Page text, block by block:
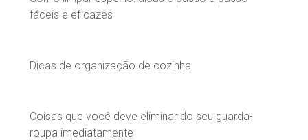
fáceis e eficazes
Dicas de organização de cozinha
Coisas que você deve eliminar do seu guarda-
roupa imediatamente